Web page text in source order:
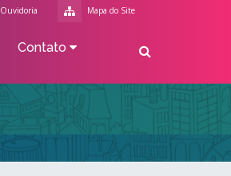
Mapa do Site
Ouvidoria
Contato